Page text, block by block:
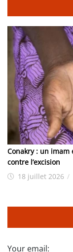
Conakry : un
contre l’excision
18 juillet 2026 /
Your email: